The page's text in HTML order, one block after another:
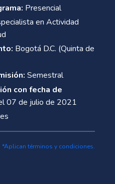
Presencial
en Actividad
Bogotá D.C. (Quinta de
Semestral
con fecha de
07 de julio de 2021
*Aplican términos y condiciones.